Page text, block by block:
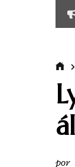
por